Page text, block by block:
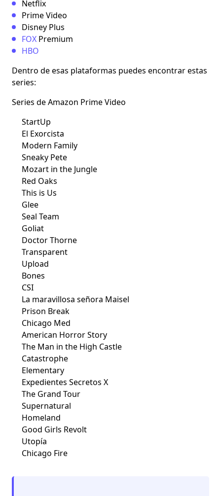
Netflix
Prime Video
Disney Plus
FOX Premium
HBO
Dentro de esas plataformas puedes encontrar estas
series:
Series de Amazon Prime Video
StartUp
El Exorcista
Modern Family
Sneaky Pete
Mozart in the Jungle
Red Oaks
This is Us
Glee
Seal Team
Goliat
Doctor Thorne
Transparent
Upload
Bones
CSI
La maravillosa señora Maisel
Prison Break
Chicago Med
American Horror Story
The Man in the High Castle
Catastrophe
Elementary
Expedientes Secretos X
The Grand Tour
Supernatural
Homeland
Good Girls Revolt
Utopía
Chicago Fire